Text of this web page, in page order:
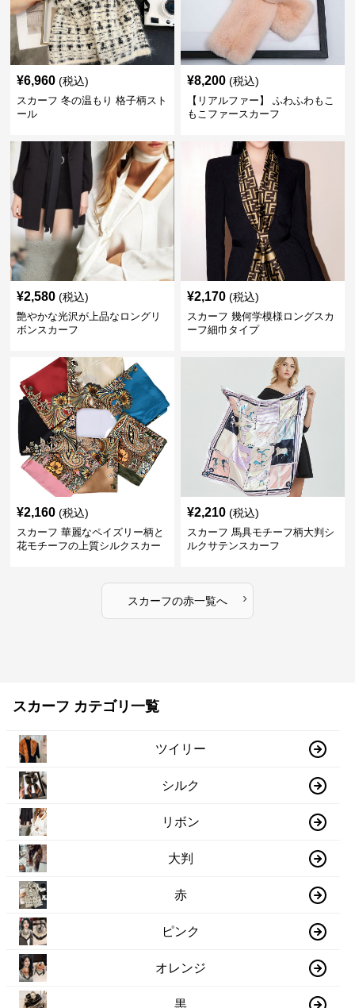
¥6,960 (税込)
スカーフ 冬の温もり 格子柄スト
ール
¥8,200 (税込)
【リアルファー】 ふわふわもこ
もこファースカーフ
¥2,580 (税込)
艶やかな光沢が上品なロングリ
ボンスカーフ
¥2,170 (税込)
スカーフ 幾何学模様ロングスカ
ーフ細巾タイプ
¥2,160 (税込)
スカーフ 華麗なペイズリー柄と
花モチーフの上質シルクスカー
¥2,210 (税込)
スカーフ 馬具モチーフ柄大判シ
ルクサテンスカーフ
スカーフの赤一覧へ ›
スカーフ カテゴリ一覧
ツイリー
シルク
リボン
大判
赤
ピンク
オレンジ
黒